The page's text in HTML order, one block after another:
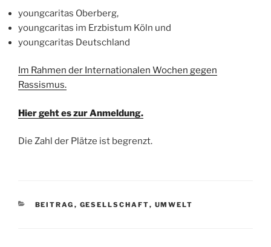
youngcaritas Oberberg,
youngcaritas im Erzbistum Köln und
youngcaritas Deutschland
Im Rahmen der Internationalen Wochen gegen
Rassismus.
Hier geht es zur Anmeldung.
Die Zahl der Plätze ist begrenzt.
KATEGORIEN
BEITRAG , GESELLSCHAFT, UMWELT